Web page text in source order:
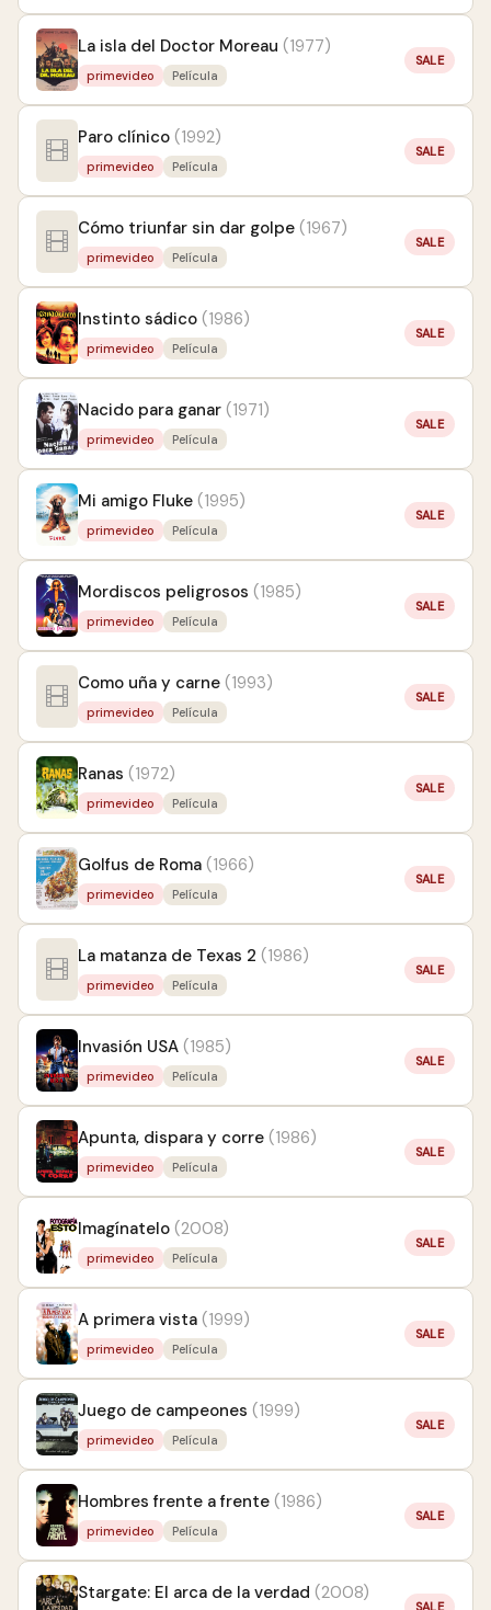
La isla del Doctor Moreau (1977)
primevideo Película
SALE
Paro clínico (1992)
primevideo Película
SALE
Cómo triunfar sin dar golpe (1967)
primevideo Película
SALE
Instinto sádico (1986)
primevideo Película
SALE
Nacido para ganar (1971)
primevideo Película
SALE
Mi amigo Fluke (1995)
primevideo Película
SALE
Mordiscos peligrosos (1985)
primevideo Película
SALE
Como uña y carne (1993)
primevideo Película
SALE
Ranas (1972)
primevideo Película
SALE
Golfus de Roma (1966)
primevideo Película
SALE
La matanza de Texas 2 (1986)
primevideo Película
SALE
Invasión USA (1985)
primevideo Película
SALE
Apunta, dispara y corre (1986)
primevideo Película
SALE
Imagínatelo (2008)
primevideo Película
SALE
A primera vista (1999)
primevideo Película
SALE
Juego de campeones (1999)
primevideo Película
SALE
Hombres frente a frente (1986)
primevideo Película
SALE
Stargate: El arca de la verdad (2008)
SALE